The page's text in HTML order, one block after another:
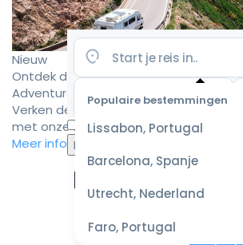
Populaire bestemmingen
Lissabon, Portugal
Barcelona, Spanje
Utrecht, Nederland
Faro, Portugal
Selecteer
datum
voor de
beste
prijzen
Nieuw
Ontdek de mooiste camperroutes
Adventures
Verken de mooiste
met onze zorgvuldig samengestelde
Meer informatie
Ervaar de